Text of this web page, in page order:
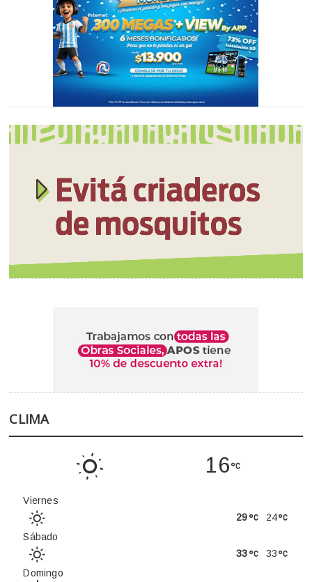
CLIMA
16
Viernes
24
29
Sábado
33
33
Domingo